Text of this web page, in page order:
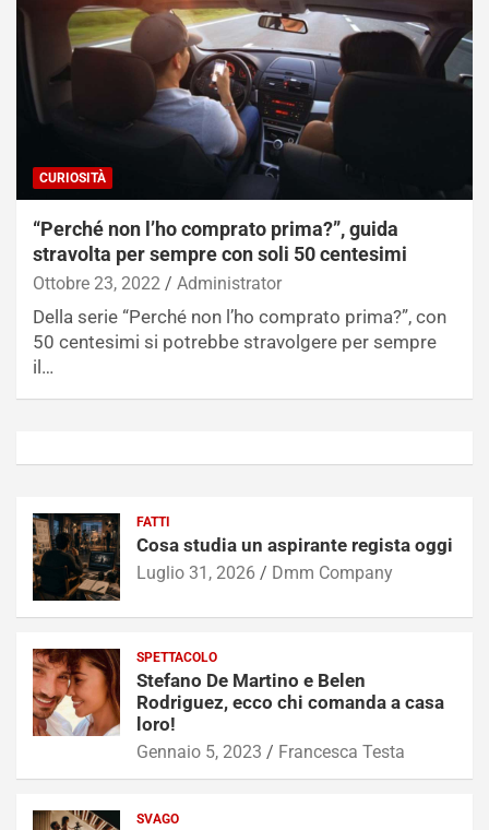
CURIOSITÀ
“Perché non l’ho comprato prima?”, guida
stravolta per sempre con soli 50 centesimi
Ottobre 23, 2022 Administrator
Della serie “Perché non l’ho comprato prima?”, con
50 centesimi si potrebbe stravolgere per sempre
il…
FATTI
Cosa studia un aspirante regista oggi
Luglio 31, 2026 Dmm Company
SPETTACOLO
Stefano De Martino e Belen
Rodriguez, ecco chi comanda a casa
loro!
Gennaio 5, 2023 Francesca Testa
SVAGO